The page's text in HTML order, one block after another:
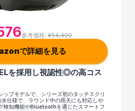
参考価格: ¥54,400
で詳細を見る
を採用し視認性◎の高コス
ップモデルで、シリーズ初のタッチスクリ
仕様で、ラウンド中の雨天にも対応しや
検知機能やBluetoothを通じたスマートフ